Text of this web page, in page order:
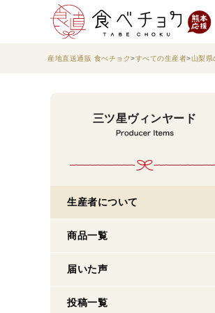
産地直送通販 食べチョク すべての生産者 山梨県
三ツ星ヴィンヤード
生産者について
商品一覧
届いた声
投稿一覧